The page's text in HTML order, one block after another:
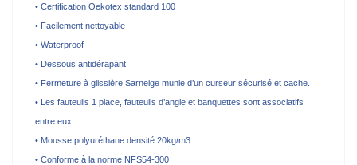
• Certification Oekotex standard 100
• Facilement nettoyable
• Waterproof
• Dessous antidérapant
• Fermeture à glissière Sarneige munie d’un curseur sécurisé et cache.
• Les fauteuils 1 place, fauteuils d’angle et banquettes sont associatifs
entre eux.
• Mousse polyuréthane densité 20kg/m3
• Conforme à la norme NFS54-300